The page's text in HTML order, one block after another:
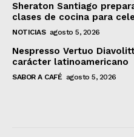
Sheraton Santiago
clases de cocina para
NOTICIAS agosto 5, 2026
Nespresso Vertuo
carácter latinoamericano
SABOR A CAFÉ agosto 5, 2026